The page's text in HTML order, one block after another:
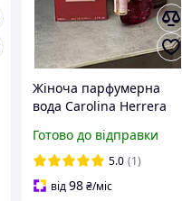
Жіноча парфумерна
вода Carolina Herrera
Кароліна Херера, 80
мл, Lux якість
Готово до відправки
5.0 (1)
від98₴/міс